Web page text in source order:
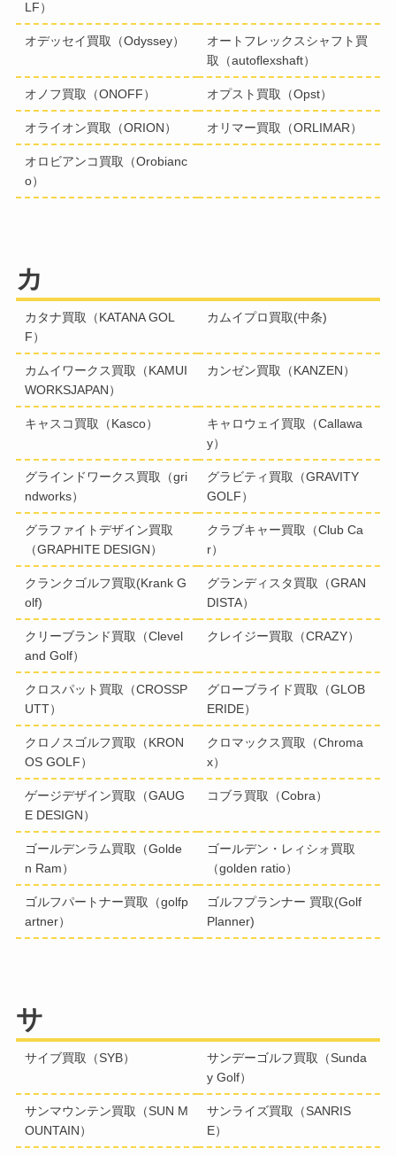
LF）
オデッセイ買取（Odyssey）
オートフレックスシャフト買
取（autoflexshaft）
オノフ買取（ONOFF） オプスト買取（Opst）
オライオン買取（ORION） オリマー買取（ORLIMAR）
オロビアンコ買取（Orobianc
o）
カ
カタナ買取（KATANA GOL
F）
カムイプロ買取(中条)
カムイワークス買取（KAMUI
WORKSJAPAN）
カンゼン買取（KANZEN）
キャスコ買取（Kasco）
キャロウェイ買取（Callawa
y）
グラインドワークス買取（gri
ndworks）
グラビティ買取（GRAVITY
GOLF）
グラファイトデザイン買取
（GRAPHITE DESIGN）
クラブキャー買取（Club Ca
r）
クランクゴルフ買取(Krank G
olf)
グランディスタ買取（GRAN
DISTA）
クリーブランド買取（Clevel
and Golf）
クレイジー買取（CRAZY）
クロスパット買取（CROSSP
UTT）
グローブライド買取（GLOB
ERIDE）
クロノスゴルフ買取（KRON
OS GOLF）
クロマックス買取（Chroma
x）
ゲージデザイン買取（GAUG
E DESIGN）
コブラ買取（Cobra）
ゴールデンラム買取（Golde
n Ram）
ゴールデン・レィシォ買取
（golden ratio）
ゴルフパートナー買取（golfp
artner）
ゴルフプランナー 買取(Golf
Planner)
サ
サイブ買取（SYB）
サンデーゴルフ買取（Sunda
y Golf）
サンマウンテン買取（SUN M
OUNTAIN）
サンライズ買取（SANRIS
E）